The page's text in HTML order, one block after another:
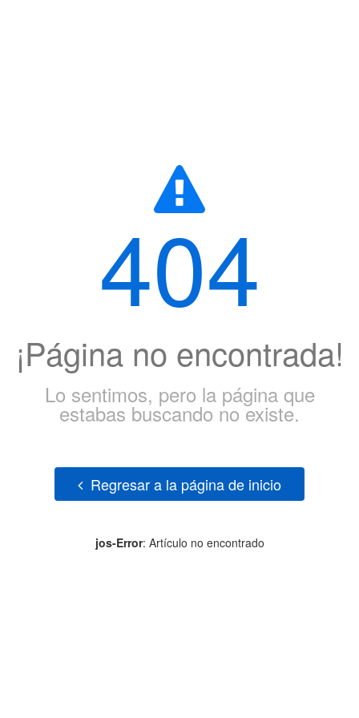
404
¡Página no encontrada!
Lo sentimos, pero la página que
estabas buscando no existe.
Regresar a la página de inicio
jos-Error: Artículo no encontrado